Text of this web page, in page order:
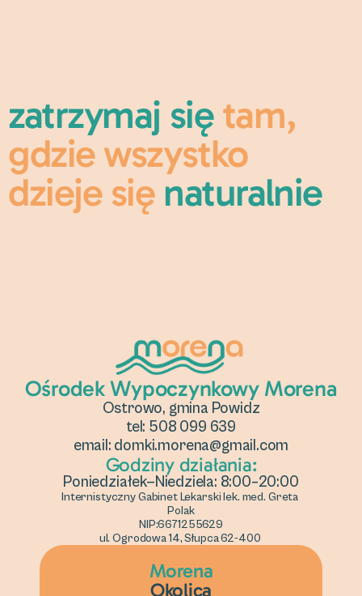
zatrzymaj się tam,
gdzie wszystko
dzieje się naturalnie
Ośrodek Wypoczynkowy Morena
Ostrowo, gmina Powidz
tel: 508 099 639
email: domki.morena@gmail.com
Godziny działania:
Poniedziałek—Niedziela: 8:00–20:00
Internistyczny Gabinet Lekarski lek. med. Greta
Polak
NIP:6671255629
ul. Ogrodowa 14, Słupca 62-400
Morena
Okolica